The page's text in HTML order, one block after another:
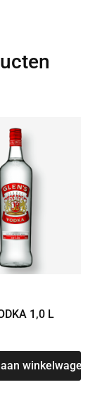
1,0 L
winkelwagen